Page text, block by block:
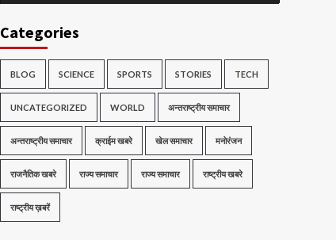
Categories
BLOG SCIENCE SPORTS STORIES TECH
UNCATEGORIZED WORLD अन्तराष्ट्रीय समाचार
अन्तराष्ट्रीय समाचार क्राईम खबरे खेल समाचार मनोरंजन
राजनैतिक खबरे राज्य समाचार राज्य समाचार राष्ट्रीय खबरे
राष्ट्रीय ख़बरें